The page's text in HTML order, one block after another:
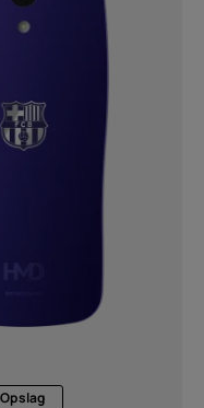
Opslag